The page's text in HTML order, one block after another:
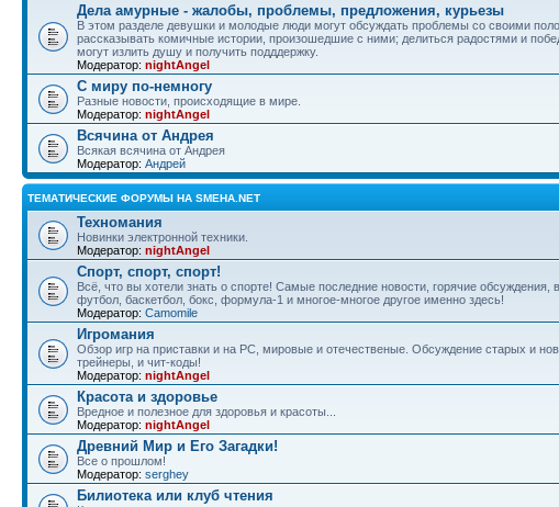
Дела амурные - жалобы, проблемы, предложения, курьезы
В этом разделе девушки и молодые люди могут обсуждать проблемы со своими
рассказывать комичные истории, произошедшие с ними; делиться радостями и
могут излить душу и получить подддержку.
Модератор: nightAngel
С миру по-немногу
Разные новости, происходящие в мире.
Модератор: nightAngel
Всячина от Андрея
Всякая всячина от Андрея
Модератор: Андрей
ТЕМАТИЧЕСКИЕ ФОРУМЫ НА SMEHA.NET
Техномания
Новинки электронной техники.
Модератор: nightAngel
Спорт, спорт, спорт!
Всё, что вы хотели знать о спорте! Самые последние новости, горячие обсуждения,
футбол, баскетбол, бокс, формула-1 и многое-многое другое именно здесь!
Модератор: Camomile
Игромания
Обзор игр на приставки и на PC, мировые и отечественые. Обсуждение старых и
трейнеры, и чит-коды!
Модератор: nightAngel
Красота и здоровье
Вредное и полезное для здоровья и красоты...
Модератор: nightAngel
Древний Мир и Его Загадки!
Все о прошлом!
Модератор: serghey
Билиотека или клуб чтения